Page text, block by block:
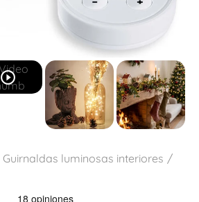
play_circle_outline
Guirnaldas luminosas interiores